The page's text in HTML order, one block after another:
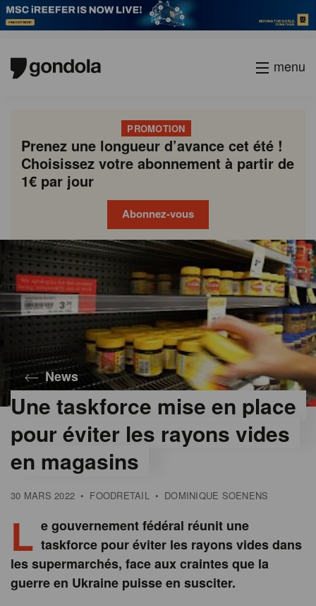
menu
PROMOTION
Prenez une longueur d’avance cet été !
Choisissez votre abonnement à partir de
1€ par jour
Abonnez-vous
News
Une taskforce mise en place
pour éviter les rayons vides
en magasins
30 MARS 2022 • FOODRETAIL • DOMINIQUE SOENENS
L e gouvernement fédéral réunit une
taskforce pour éviter les rayons vides dans
les supermarchés, face aux craintes que la
guerre en Ukraine puisse en susciter.
Gondola
academy
Gondola
society